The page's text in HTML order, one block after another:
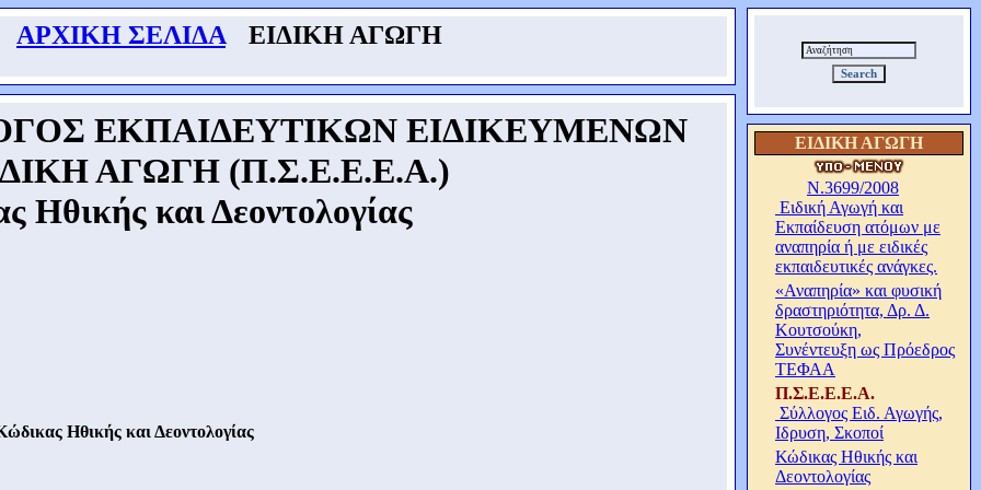
ΑΡΧΙΚΗ ΣΕΛΙΔΑ ΕΙΔΙΚΗ ΑΓΩΓΗ
ΕΚΠΑΙΔΕΥΤΙΚΩΝ ΕΙΔΙΚΕΥΜΕΝΩΝ
ΑΓΩΓΗ (Π.Σ.Ε.Ε.Ε.Α.)
Ηθικής και Δεοντολογίας
Ηθικής και Δεοντολογίας
ΕΙΔΙΚΗ ΑΓΩΓΗ
Ν.3699/2008
Ειδική Αγωγή και
Εκπαίδευση ατόμων με
αναπηρία ή με ειδικές
εκπαιδευτικές ανάγκες.
«Αναπηρία» και φυσική
δραστηριότητα, Δρ. Δ.
Κουτσούκη,
Συνέντευξη ως Πρόεδρος
ΤΕΦΑΑ
Π.Σ.Ε.Ε.Ε.Α.
Σύλλογος Ειδ. Αγωγής,
Ιδρυση, Σκοποί
Κώδικας Ηθικής και
Δεοντολογίας